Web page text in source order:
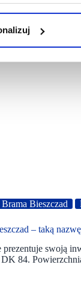
Brama Bieszczad
– taką
prezentuje swoją
84.